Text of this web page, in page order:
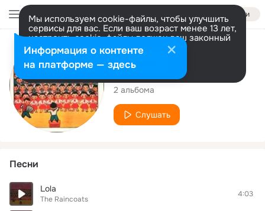
Войти
Мы используем cookie-файлы, чтобы улучшить
сервисы для вас. Если ваш возраст менее 13 лет,
настроить cookie-файлы должен ваш законный
представитель. Больше информации
Разрешить все Настроить
Исполнитель
The Raincoats
2 альбома
Слушать
Песни
Lola
The Raincoats
4:03
Информация о контенте
на платформе — здесь